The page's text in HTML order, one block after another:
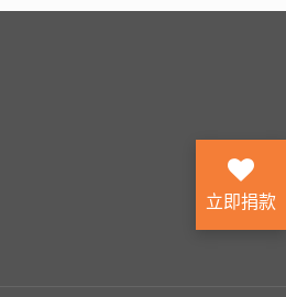
立即捐款